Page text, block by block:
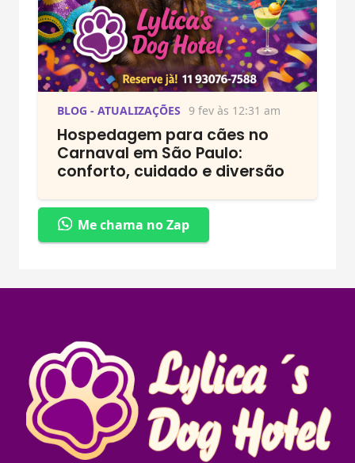
BLOG - ATUALIZAÇÕES 9 fev às 12:31 am
Hospedagem para cães no
Carnaval em São Paulo:
conforto, cuidado e diversão
Me chama no Zap